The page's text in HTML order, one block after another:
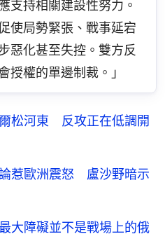
支持相關建設性努力。
使局勢緊張、戰事延宕
惡化甚至失控。雙方反
授權的單邊制裁。」
松河東 反攻正在低調開
論惹歐洲震怒 盧沙野暗示
大障礙並不是戰場上的俄